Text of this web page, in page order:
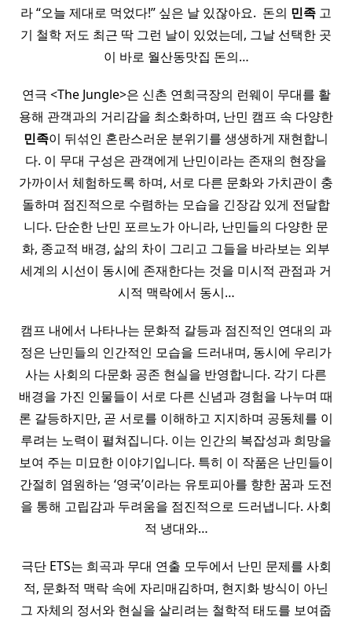
라 “오늘 제대로 먹었다!” 싶은 날 있잖아요. ​ 돈의 민족 고
기 철학 저도 최근 딱 그런 날이 있었는데, 그날 선택한 곳
이 바로 월산동맛집 돈의…
연극 <The Jungle>은 신촌 연희극장의 런웨이 무대를 활
용해 관객과의 거리감을 최소화하며, 난민 캠프 속 다양한
민족이 뒤섞인 혼란스러운 분위기를 생생하게 재현합니
다. 이 무대 구성은 관객에게 난민이라는 존재의 현장을
가까이서 체험하도록 하며, 서로 다른 문화와 가치관이 충
돌하며 점진적으로 수렴하는 모습을 긴장감 있게 전달합
니다. 단순한 난민 포르노가 아니라, 난민들의 다양한 문
화, 종교적 배경, 삶의 차이 그리고 그들을 바라보는 외부
세계의 시선이 동시에 존재한다는 것을 미시적 관점과 거
시적 맥락에서 동시…
캠프 내에서 나타나는 문화적 갈등과 점진적인 연대의 과
정은 난민들의 인간적인 모습을 드러내며, 동시에 우리가
사는 사회의 다문화 공존 현실을 반영합니다. 각기 다른
배경을 가진 인물들이 서로 다른 신념과 경험을 나누며 때
론 갈등하지만, 곧 서로를 이해하고 지지하며 공동체를 이
루려는 노력이 펼쳐집니다. 이는 인간의 복잡성과 희망을
보여 주는 미묘한 이야기입니다. 특히 이 작품은 난민들이
간절히 염원하는 ‘영국’이라는 유토피아를 향한 꿈과 도전
을 통해 고립감과 두려움을 점진적으로 드러냅니다. 사회
적 냉대와…
극단 ETS는 희곡과 무대 연출 모두에서 난민 문제를 사회
적, 문화적 맥락 속에 자리매김하며, 현지화 방식이 아닌
그 자체의 정서와 현실을 살리려는 철학적 태도를 보여줍